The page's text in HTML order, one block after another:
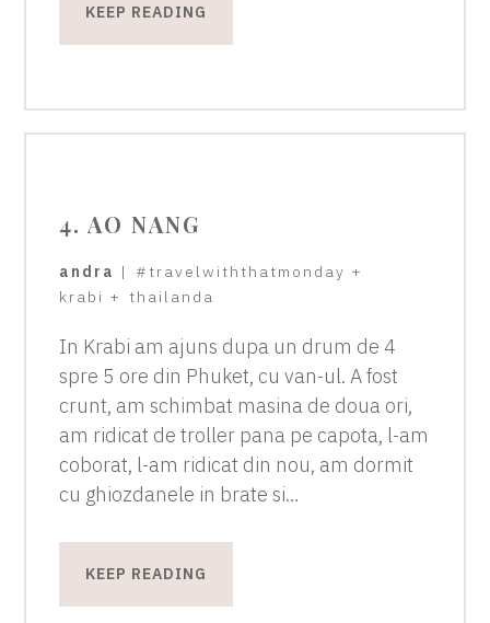
KEEP READING
4. AO NANG
andra | #travelwiththatmonday +
krabi + thailanda
In Krabi am ajuns dupa un drum de 4
spre 5 ore din Phuket, cu van-ul. A fost
crunt, am schimbat masina de doua ori,
am ridicat de troller pana pe capota, l-am
coborat, l-am ridicat din nou, am dormit
cu ghiozdanele in brate si…
KEEP READING